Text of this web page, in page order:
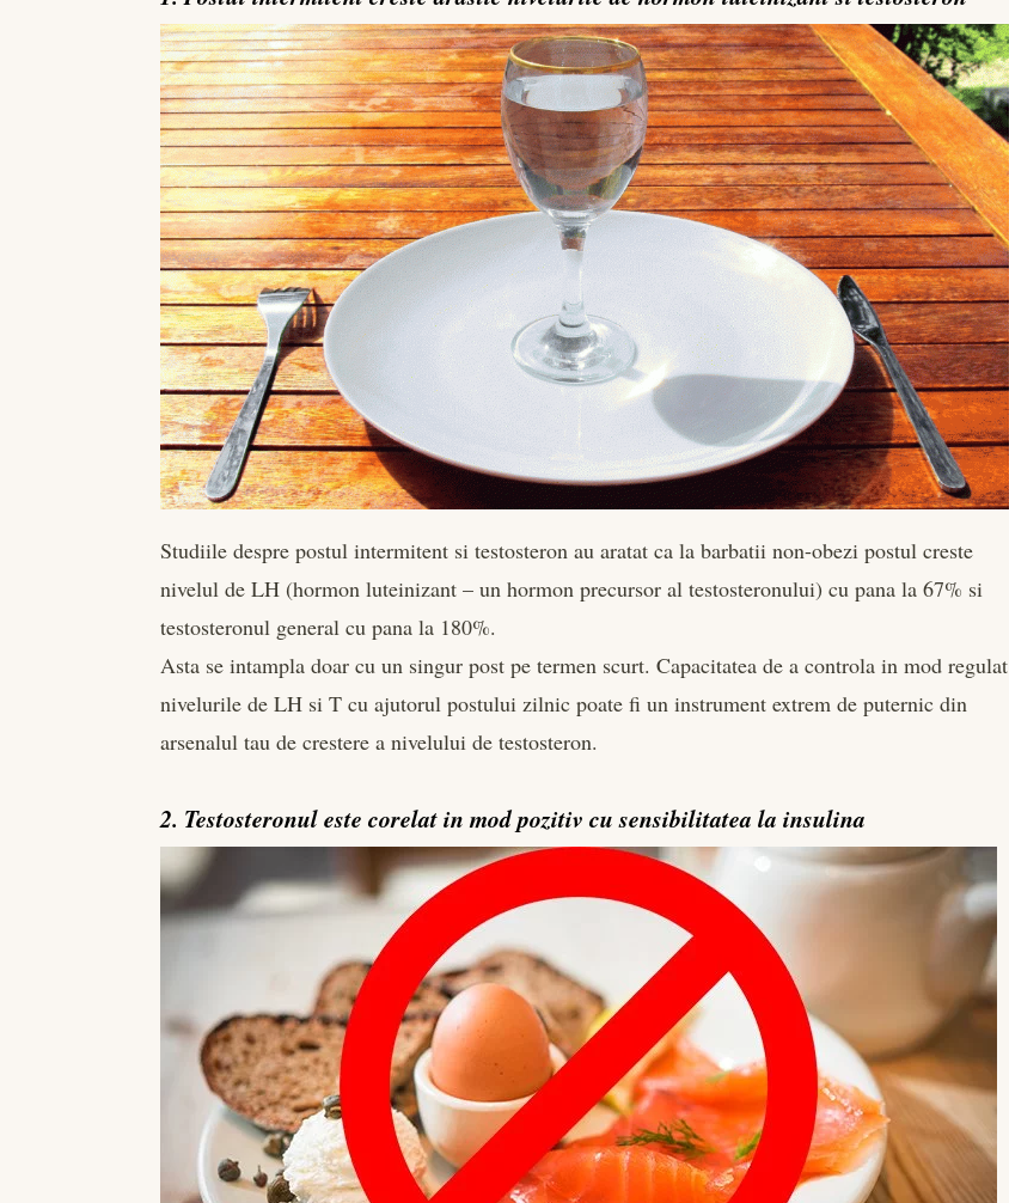
Studiile despre postul intermitent si testosteron au aratat ca la barbatii non-obezi postul creste
nivelul de LH (hormon luteinizant – un hormon precursor al testosteronului) cu pana la 67% si
testosteronul general cu pana la 180%.
Asta se intampla doar cu un singur post pe termen scurt. Capacitatea de a controla in mod regulat
nivelurile de LH si T cu ajutorul postului zilnic poate fi un instrument extrem de puternic din
arsenalul tau de crestere a nivelului de testosteron.
2. Testosteronul este corelat in mod pozitiv cu sensibilitatea la insulina